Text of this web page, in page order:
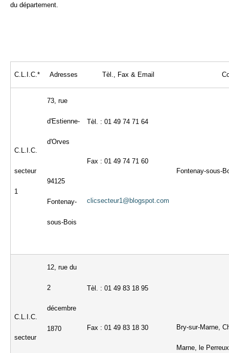
du département.
C.L.I.C.* Adresses Tèl., Fax & Email
C.L.I.C.
secteur
1
73, rue
d'Estienne-
d'Orves
94125
Fontenay-
sous-Bois
Tèl. : 01 49 74 71 64
Fax : 01 49 74 71 60
clicsecteur1@blogspot.com
Fontenay-sous-
C.L.I.C.
secteur
12, rue du
2
décembre
1870
Tèl. : 01 49 83 18 95
Fax : 01 49 83 18 30 Bry-sur-Marne,
Marne, le